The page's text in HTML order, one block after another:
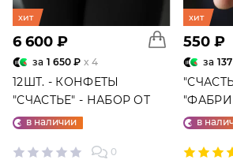
хит
6 600 ₽
за 1 650 ₽ x 4
12ШТ. - КОНФЕТЫ
"СЧАСТЬЕ" - НАБОР ОТ
"ФАБРИКИ СЧАСТЬЕ"
в наличии
0
хит
550 ₽
за
ШТ.
в